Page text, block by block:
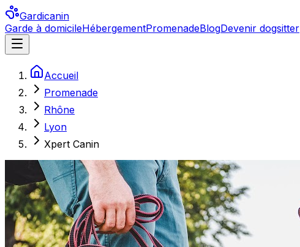
Gardicanin
Garde à domicileHébergementPromenadeBlogDevenir dogsitter
Accueil
Promenade
Rhône
Lyon
Xpert Canin